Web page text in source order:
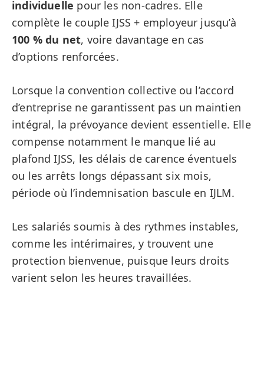
individuelle pour les non-cadres. Elle
complète le couple IJSS + employeur jusqu’à
100 % du net, voire davantage en cas
d’options renforcées.
Lorsque la convention collective ou l’accord
d’entreprise ne garantissent pas un maintien
intégral, la prévoyance devient essentielle. Elle
compense notamment le manque lié au
plafond IJSS, les délais de carence éventuels
ou les arrêts longs dépassant six mois,
période où l’indemnisation bascule en IJLM.
Les salariés soumis à des rythmes instables,
comme les intérimaires, y trouvent une
protection bienvenue, puisque leurs droits
varient selon les heures travaillées.